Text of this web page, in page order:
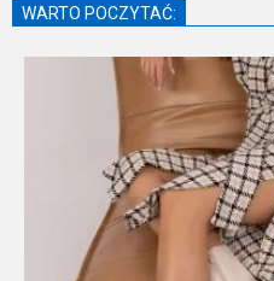
WARTO POCZYTAĆ: